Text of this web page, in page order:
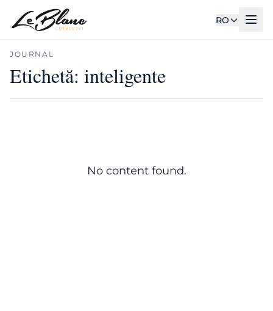
RO
JOURNAL
Etichetă: inteligente
No content found.